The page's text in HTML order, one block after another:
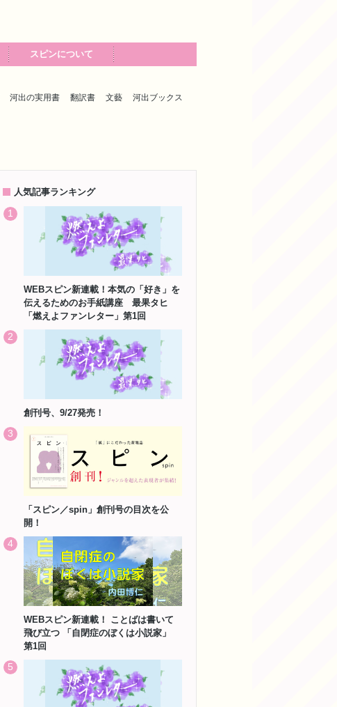
スピンについて
河出の実用書 翻訳書 文藝 河出ブックス
人気記事ランキング
WEBスピン新連載！本気の「好き」を
伝えるためのお手紙講座 最果タヒ
「燃えよファンレター」第1回
創刊号、9/27発売！
「スピン／spin」創刊号の目次を公
開！
WEBスピン新連載！ ことばは書いて
飛び立つ 「自閉症のぼくは小説家」
第1回